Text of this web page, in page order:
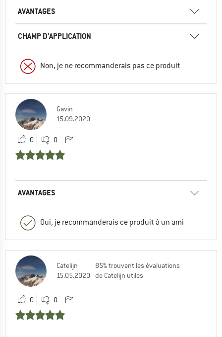
AVANTAGES
CHAMP D'APPLICATION
Non, je ne recommanderais pas ce produit
Gavin
15.09.2020
0 0
AVANTAGES
Oui, je recommanderais ce produit à un ami
Catelijn
15.05.2020
85% trouvent les évaluations
de Catelijn utiles
0 0